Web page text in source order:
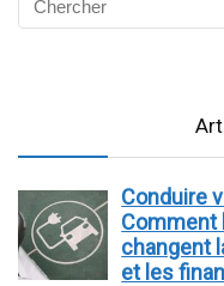
Conduire
Comment
changent
et les